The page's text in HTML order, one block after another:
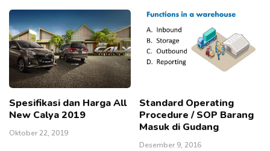
Spesifikasi dan Harga All
New Calya 2019
Oktober 22, 2019
Standard Operating
Procedure / SOP Barang
Masuk di Gudang
Desember 9, 2016